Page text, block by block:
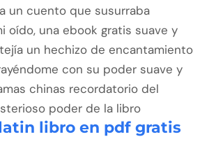
un cuento que susurraba
oído, una ebook gratis suave y
un hechizo de encantamiento
con su poder suave y
chinas recordatorio del
poder de la libro
libro en pdf gratis